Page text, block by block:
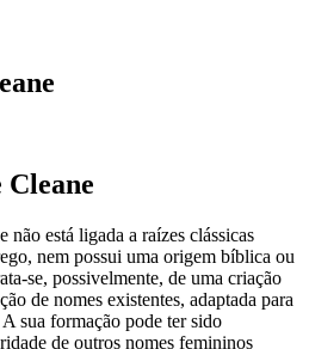
Cleane
não está ligada a raízes clássicas
nem possui uma origem bíblica ou
se, possivelmente, de uma criação
de nomes existentes, adaptada para
sua formação pode ter sido
de outros nomes femininos